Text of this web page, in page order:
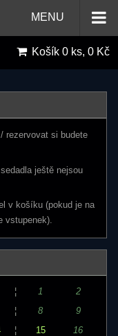
MENU
Košík 0 ks, 0 Kč
rezervovat si budete
ještě nejsou
v košíku (pokud je na
vstupenek).
¦ 1
2
¦ 8
9
¦ 15
16